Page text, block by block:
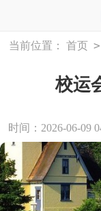
当前位置： 首页 >
校运
时间：2026-06-09